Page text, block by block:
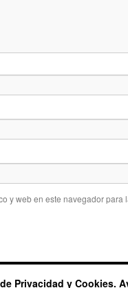
y web en este navegador para
Privacidad y Cookies.